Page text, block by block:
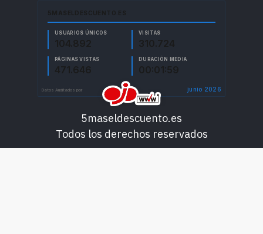
5maseldescuento.es
Todos los derechos reservados